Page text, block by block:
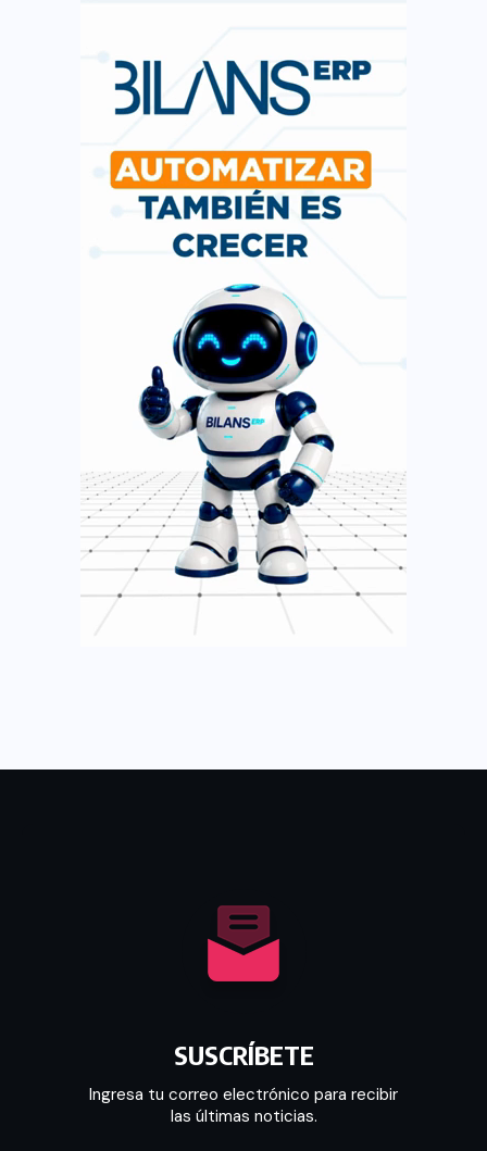
SUSCRÍBETE
Ingresa tu correo electrónico para recibir
las últimas noticias.